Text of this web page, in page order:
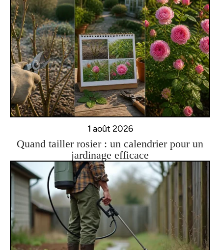
1 août 2026
Quand tailler rosier : un calendrier pour un
jardinage efficace